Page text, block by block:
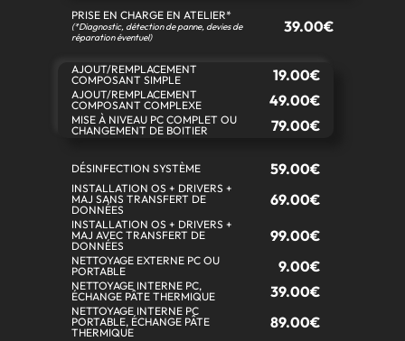
PRISE EN CHARGE EN ATELIER*
(*Diagnostic, détection de panne, devies de
réparation éventuel)
39.00€
AJOUT/REMPLACEMENT
COMPOSANT SIMPLE
19.00€
AJOUT/REMPLACEMENT
COMPOSANT COMPLEXE
49.00€
MISE À NIVEAU PC COMPLET OU
CHANGEMENT DE BOITIER
79.00€
DÉSINFECTION SYSTÈME 59.00€
INSTALLATION OS + DRIVERS +
MAJ SANS TRANSFERT DE
DONNÉES
69.00€
INSTALLATION OS + DRIVERS +
MAJ AVEC TRANSFERT DE
DONNÉES
99.00€
NETTOYAGE EXTERNE PC OU
PORTABLE
9.00€
NETTOYAGE INTERNE PC,
ÉCHANGE PÂTE THERMIQUE
39.00€
NETTOYAGE INTERNE PC
PORTABLE, ÉCHANGE PÂTE
THERMIQUE
89.00€